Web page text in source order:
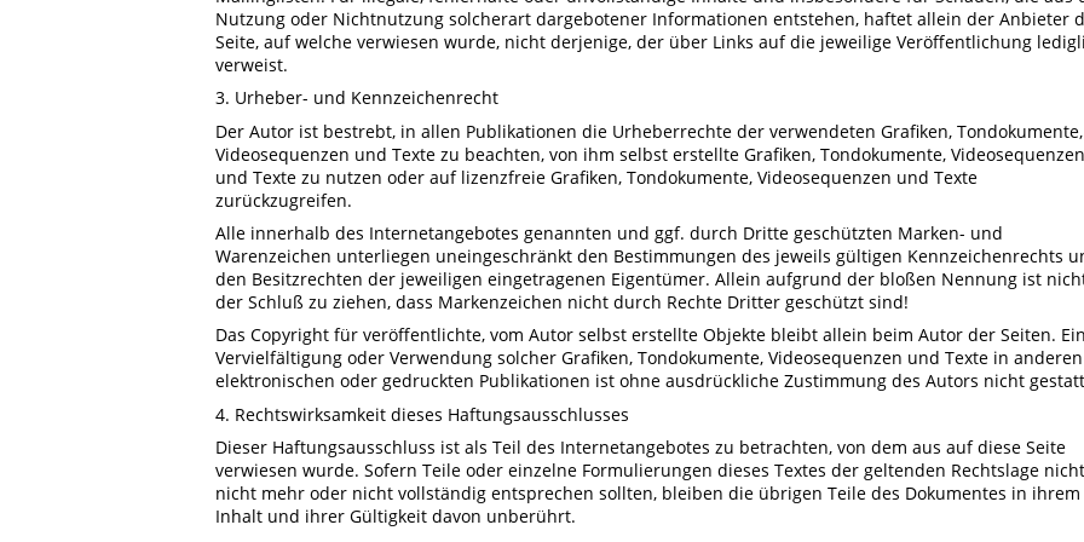
Nutzung oder Nichtnutzung solcherart dargebotener Informationen entstehen, haftet allein der Anbieter
Seite, auf welche verwiesen wurde, nicht derjenige, der über Links auf die jeweilige Veröffentlichung
verweist.
3. Urheber- und Kennzeichenrecht
Der Autor ist bestrebt, in allen Publikationen die Urheberrechte der verwendeten Grafiken, Tondokumente,
Videosequenzen und Texte zu beachten, von ihm selbst erstellte Grafiken, Tondokumente, Videosequenzen
und Texte zu nutzen oder auf lizenzfreie Grafiken, Tondokumente, Videosequenzen und Texte
zurückzugreifen.
Alle innerhalb des Internetangebotes genannten und ggf. durch Dritte geschützten Marken- und
Warenzeichen unterliegen uneingeschränkt den Bestimmungen des jeweils gültigen Kennzeichenrechts
den Besitzrechten der jeweiligen eingetragenen Eigentümer. Allein aufgrund der bloßen Nennung ist
der Schluß zu ziehen, dass Markenzeichen nicht durch Rechte Dritter geschützt sind!
Das Copyright für veröffentlichte, vom Autor selbst erstellte Objekte bleibt allein beim Autor der Seiten.
Vervielfältigung oder Verwendung solcher Grafiken, Tondokumente, Videosequenzen und Texte in anderen
elektronischen oder gedruckten Publikationen ist ohne ausdrückliche Zustimmung des Autors nicht
4. Rechtswirksamkeit dieses Haftungsausschlusses
Dieser Haftungsausschluss ist als Teil des Internetangebotes zu betrachten, von dem aus auf diese Seite
verwiesen wurde. Sofern Teile oder einzelne Formulierungen dieses Textes der geltenden Rechtslage
nicht mehr oder nicht vollständig entsprechen sollten, bleiben die übrigen Teile des Dokumentes in ihrem
Inhalt und ihrer Gültigkeit davon unberührt.